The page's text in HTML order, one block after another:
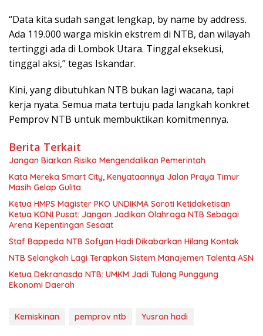
“Data kita sudah sangat lengkap, by name by address.
Ada 119.000 warga miskin ekstrem di NTB, dan wilayah
tertinggi ada di Lombok Utara. Tinggal eksekusi,
tinggal aksi,” tegas Iskandar.
Kini, yang dibutuhkan NTB bukan lagi wacana, tapi
kerja nyata. Semua mata tertuju pada langkah konkret
Pemprov NTB untuk membuktikan komitmennya.
Berita Terkait
Jangan Biarkan Risiko Mengendalikan Pemerintah
Kata Mereka Smart City, Kenyataannya Jalan Praya Timur
Masih Gelap Gulita
Ketua HMPS Magister PKO UNDIKMA Soroti Ketidaketisan
Ketua KONI Pusat: Jangan Jadikan Olahraga NTB Sebagai
Arena Kepentingan Sesaat
Staf Bappeda NTB Sofyan Hadi Dikabarkan Hilang Kontak
NTB Selangkah Lagi Terapkan Sistem Manajemen Talenta ASN
Ketua Dekranasda NTB: UMKM Jadi Tulang Punggung
Ekonomi Daerah
Kemiskinan pemprov ntb Yusron hadi